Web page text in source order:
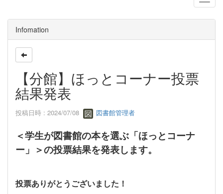
Infomation
【分館】ほっとコーナー投票
結果発表
投稿日時 : 2024/07/08 図書館管理者
＜学生が図書館の本を選ぶ「ほっとコーナ
ー」＞の投票結果を発表します。
投票ありがとうございました！